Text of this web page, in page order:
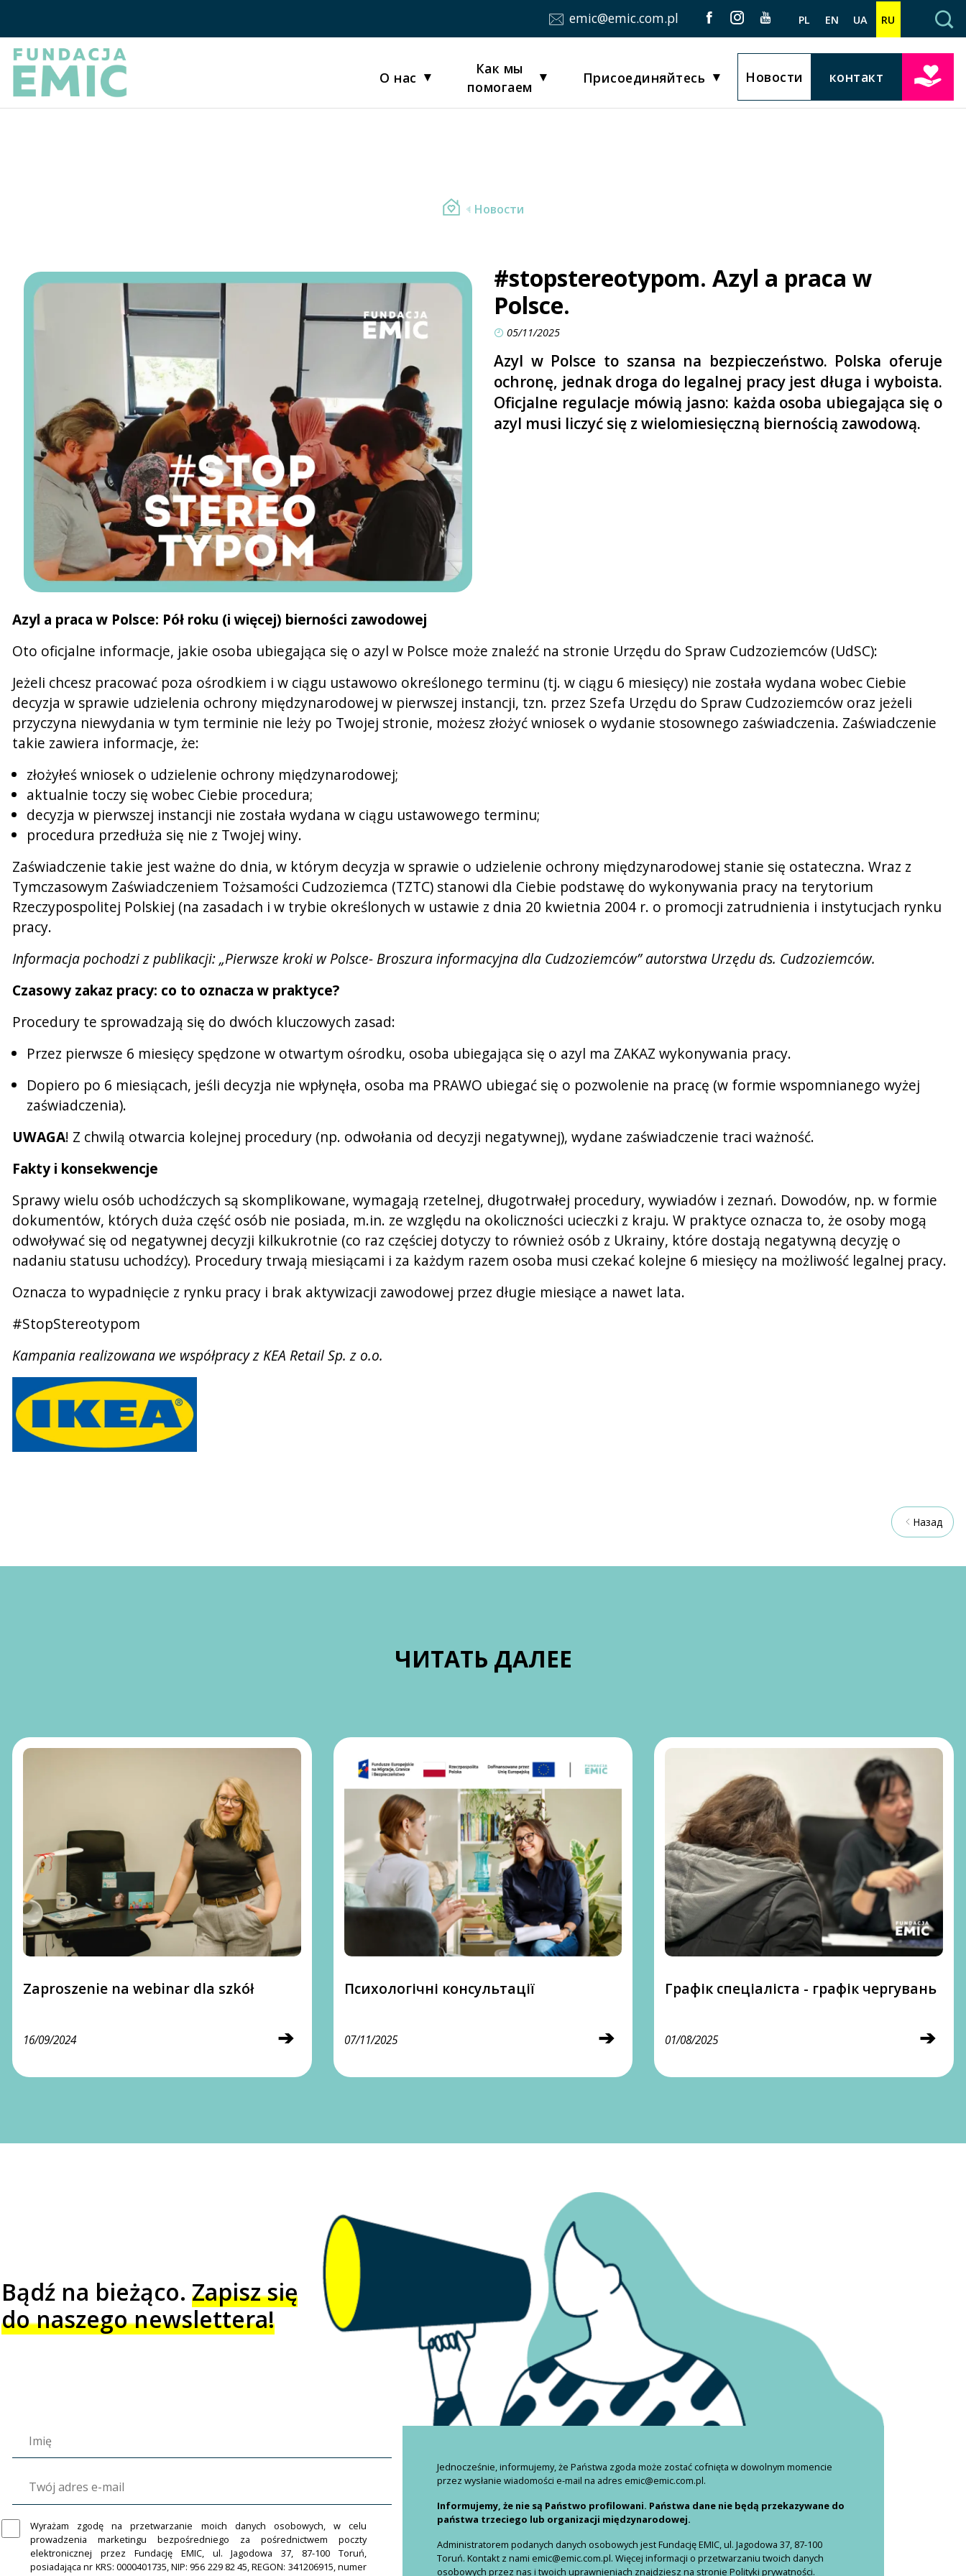
emic@emic.com.pl PL EN UA RU
О нас
Как мы
помогаем
Присоединяйтесь Новости контакт
Новости
#stopstereotypom. Azyl a praca w
Polsce.
05/11/2025
Azyl w Polsce to szansa na bezpieczeństwo. Polska oferuje
ochronę, jednak droga do legalnej pracy jest długa i wyboista.
Oficjalne regulacje mówią jasno: każda osoba ubiegająca się o
azyl musi liczyć się z wielomiesięczną biernością zawodową.
Azyl a praca w Polsce: Pół roku (i więcej) bierności zawodowej
Oto oficjalne informacje, jakie osoba ubiegająca się o azyl w Polsce może znaleźć na stronie Urzędu do Spraw Cudzoziemców (UdSC):
Jeżeli chcesz pracować poza ośrodkiem i w ciągu ustawowo określonego terminu (tj. w ciągu 6 miesięcy) nie została wydana wobec Ciebie
decyzja w sprawie udzielenia ochrony międzynarodowej w pierwszej instancji, tzn. przez Szefa Urzędu do Spraw Cudzoziemców oraz jeżeli
przyczyna niewydania w tym terminie nie leży po Twojej stronie, możesz złożyć wniosek o wydanie stosownego zaświadczenia. Zaświadczenie
takie zawiera informacje, że:
złożyłeś wniosek o udzielenie ochrony międzynarodowej;
aktualnie toczy się wobec Ciebie procedura;
decyzja w pierwszej instancji nie została wydana w ciągu ustawowego terminu;
procedura przedłuża się nie z Twojej winy.
Zaświadczenie takie jest ważne do dnia, w którym decyzja w sprawie o udzielenie ochrony międzynarodowej stanie się ostateczna. Wraz z
Tymczasowym Zaświadczeniem Tożsamości Cudzoziemca (TZTC) stanowi dla Ciebie podstawę do wykonywania pracy na terytorium
Rzeczypospolitej Polskiej (na zasadach i w trybie określonych w ustawie z dnia 20 kwietnia 2004 r. o promocji zatrudnienia i instytucjach rynku
pracy.
Informacja pochodzi z publikacji: „Pierwsze kroki w Polsce- Broszura informacyjna dla Cudzoziemców” autorstwa Urzędu ds. Cudzoziemców.
Czasowy zakaz pracy: co to oznacza w praktyce?
Procedury te sprowadzają się do dwóch kluczowych zasad:
Przez pierwsze 6 miesięcy spędzone w otwartym ośrodku, osoba ubiegająca się o azyl ma ZAKAZ wykonywania pracy.
Dopiero po 6 miesiącach, jeśli decyzja nie wpłynęła, osoba ma PRAWO ubiegać się o pozwolenie na pracę (w formie wspomnianego wyżej
zaświadczenia).
UWAGA! Z chwilą otwarcia kolejnej procedury (np. odwołania od decyzji negatywnej), wydane zaświadczenie traci ważność.
Fakty i konsekwencje
Sprawy wielu osób uchodźczych są skomplikowane, wymagają rzetelnej, długotrwałej procedury, wywiadów i zeznań. Dowodów, np. w formie
dokumentów, których duża część osób nie posiada, m.in. ze względu na okoliczności ucieczki z kraju. W praktyce oznacza to, że osoby mogą
odwoływać się od negatywnej decyzji kilkukrotnie (co raz częściej dotyczy to również osób z Ukrainy, które dostają negatywną decyzję o
nadaniu statusu uchodźcy). Procedury trwają miesiącami i za każdym razem osoba musi czekać kolejne 6 miesięcy na możliwość legalnej pracy.
Oznacza to wypadnięcie z rynku pracy i brak aktywizacji zawodowej przez długie miesiące a nawet lata.
#StopStereotypom
Kampania realizowana we współpracy z KEA Retail Sp. z o.o.
Назад
ЧИТАТЬ ДАЛЕЕ
Zaproszenie na webinar dla szkół
➔
16/09/2024
Психологічні консультації
➔
07/11/2025
Графік спеціаліста - графік чергувань
➔
01/08/2025
Bądź na bieżąco. Zapisz się
do naszego newslettera!
Wyrażam zgodę na przetwarzanie moich danych osobowych, w celu
prowadzenia marketingu bezpośredniego za pośrednictwem poczty
elektronicznej przez Fundację EMIC, ul. Jagodowa 37, 87-100 Toruń,
posiadająca nr KRS: 0000401735, NIP: 956 229 82 45, REGON: 341206915, numer
Jednocześnie, informujemy, że Państwa zgoda może zostać cofnięta w dowolnym momencie
przez wysłanie wiadomości e-mail na adres emic@emic.com.pl.
Informujemy, że nie są Państwo profilowani. Państwa dane nie będą przekazywane do
państwa trzeciego lub organizacji międzynarodowej.
Administratorem podanych danych osobowych jest Fundację EMIC, ul. Jagodowa 37, 87-100
Toruń. Kontakt z nami emic@emic.com.pl. Więcej informacji o przetwarzaniu twoich danych
osobowych przez nas i twoich uprawnieniach znajdziesz na stronie Polityki prywatności.